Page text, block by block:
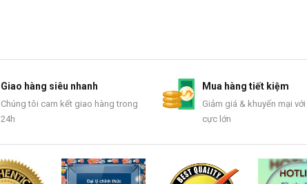
Giao hàng siêu nhanh
Chúng tôi cam kết giao hàng trong
24h
Mua hàng tiết kiệm
Giảm giá & khuyến mại
cực lớn